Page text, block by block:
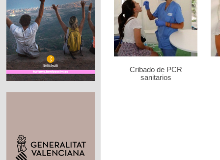
Cribado de PCR
sanitarios